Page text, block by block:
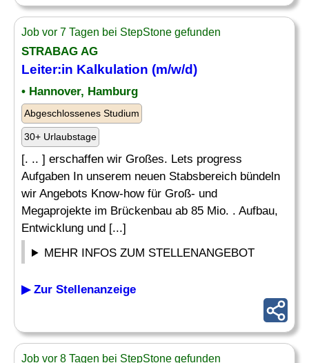
Job vor 7 Tagen bei StepStone gefunden
STRABAG AG
Leiter:in Kalkulation (m/w/d)
• Hannover, Hamburg
Abgeschlossenes Studium
30+ Urlaubstage
[. .. ] erschaffen wir Großes. Lets progress
Aufgaben In unserem neuen Stabsbereich bündeln
wir Angebots Know-how für Groß- und
Megaprojekte im Brückenbau ab 85 Mio. . Aufbau,
Entwicklung und [...]
MEHR INFOS ZUM STELLENANGEBOT
▶ Zur Stellenanzeige
Job vor 8 Tagen bei StepStone gefunden